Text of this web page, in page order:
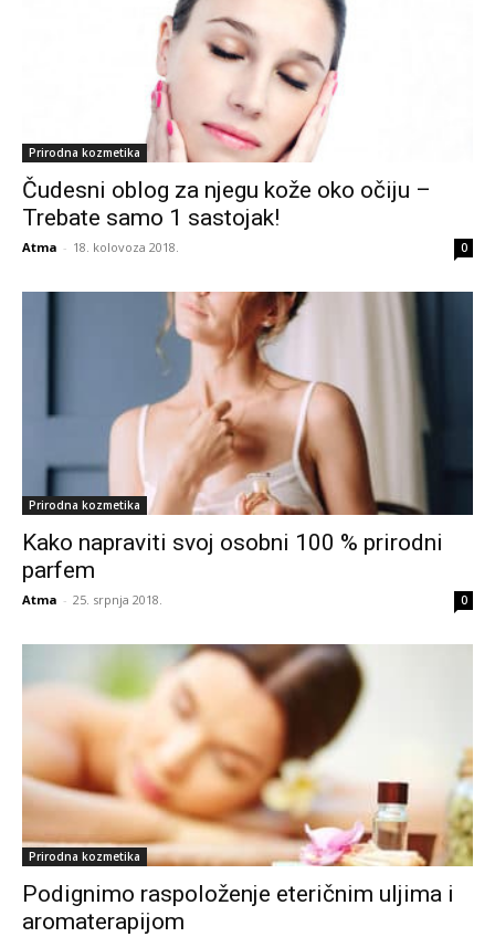
Prirodna kozmetika
Čudesni oblog za njegu kože oko očiju –
Trebate samo 1 sastojak!
Atma - 18. kolovoza 2018. 0
Prirodna kozmetika
Kako napraviti svoj osobni 100 % prirodni
parfem
Atma - 25. srpnja 2018. 0
Prirodna kozmetika
Podignimo raspoloženje eteričnim uljima i
aromaterapijom